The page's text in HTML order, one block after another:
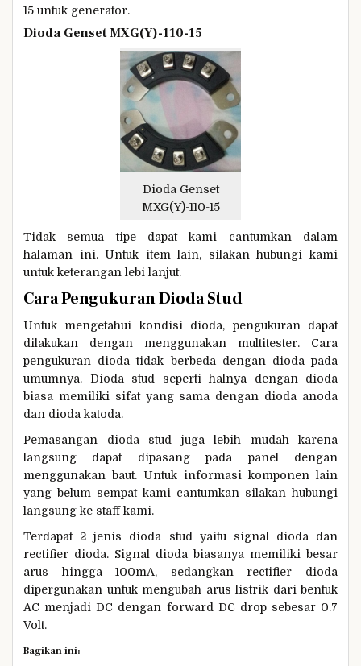
15 untuk generator.
Dioda Genset MXG(Y)-110-15
Dioda Genset
MXG(Y)-110-15
Tidak semua tipe dapat kami cantumkan dalam
halaman ini. Untuk item lain, silakan hubungi kami
untuk keterangan lebi lanjut.
Cara Pengukuran Dioda Stud
Untuk mengetahui kondisi dioda, pengukuran dapat
dilakukan dengan menggunakan multitester. Cara
pengukuran dioda tidak berbeda dengan dioda pada
umumnya. Dioda stud seperti halnya dengan dioda
biasa memiliki sifat yang sama dengan dioda anoda
dan dioda katoda.
Pemasangan dioda stud juga lebih mudah karena
langsung dapat dipasang pada panel dengan
menggunakan baut. Untuk informasi komponen lain
yang belum sempat kami cantumkan silakan hubungi
langsung ke staff kami.
Terdapat 2 jenis dioda stud yaitu signal dioda dan
rectifier dioda. Signal dioda biasanya memiliki besar
arus hingga 100mA, sedangkan rectifier dioda
dipergunakan untuk mengubah arus listrik dari bentuk
AC menjadi DC dengan forward DC drop sebesar 0.7
Volt.
Bagikan ini: